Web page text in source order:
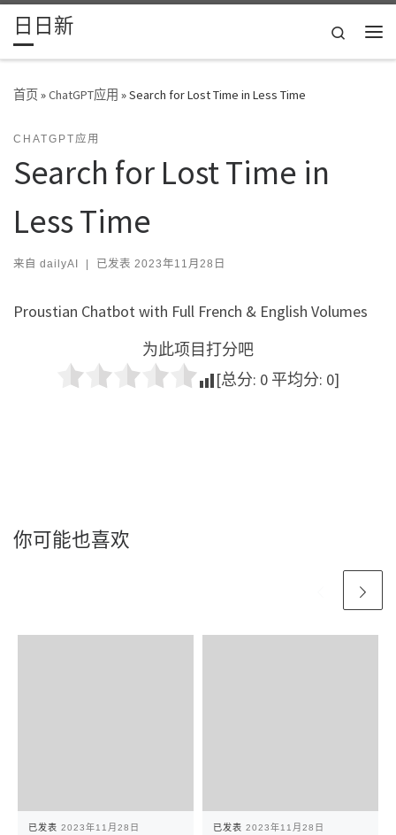
Skip to content
日日新
Search
首页»ChatGPT应用 »Search for Lost Time in Less Time
CHATGPT应用
Search for Lost Time in
Less Time
来自 dailyAI | 已发表 2023年11月28日
Proustian Chatbot with Full French & English Volumes
为此项目打分吧
[总分: 0 平均分: 0]
你可能也喜欢
已发表 2023年11月28日 已发表 2023年11月28日